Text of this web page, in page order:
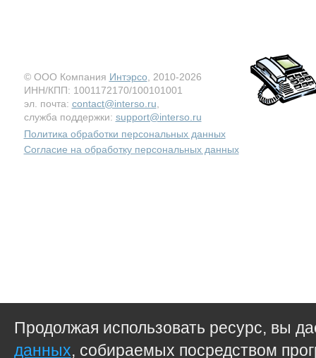
© ООО Компания Интэрсо , 2010-2026
ИНН/КПП: 1001172170/100101001
эл. почта: contact@interso.ru
служба поддержки: support@interso.ru
Политика обработки персональных данных
Согласие на обработку персональных данных
Продолжая использовать ресурс, вы
данных, собираемых посредством